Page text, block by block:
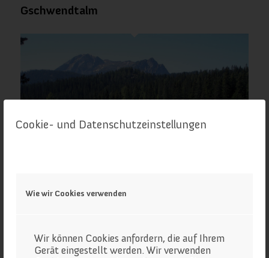
Cookie- und Datenschutzeinstellungen
Wie wir Cookies verwenden
Wir können Cookies anfordern, die auf Ihrem
Gerät eingestellt werden. Wir verwenden
Gschwendtalm